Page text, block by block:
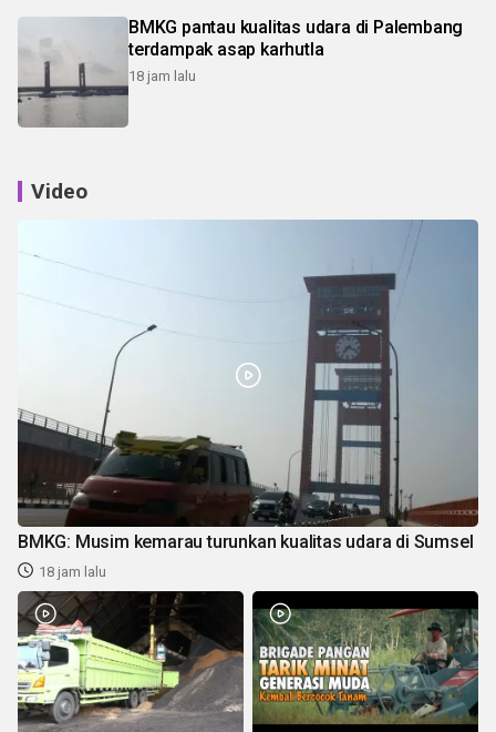
BMKG pantau kualitas udara di Palembang
terdampak asap karhutla
18 jam lalu
Video
BMKG: Musim kemarau turunkan kualitas udara di Sumsel
18 jam lalu